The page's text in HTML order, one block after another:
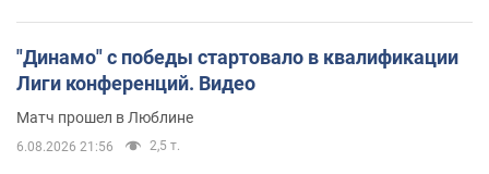
"Динамо" с победы стартовало в квалификации
Лиги конференций. Видео
Матч прошел в Люблине
6.08.2026 21:56 2,5 т.